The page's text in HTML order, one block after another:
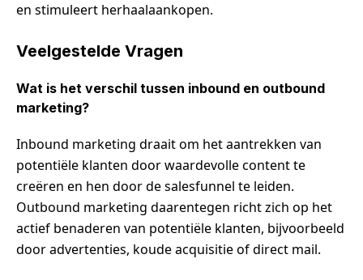
en stimuleert herhaalaankopen.
Veelgestelde Vragen
Wat is het verschil tussen inbound en outbound
marketing?
Inbound marketing draait om het aantrekken van
potentiële klanten door waardevolle content te
creëren en hen door de salesfunnel te leiden.
Outbound marketing daarentegen richt zich op het
actief benaderen van potentiële klanten, bijvoorbeeld
door advertenties, koude acquisitie of direct mail.